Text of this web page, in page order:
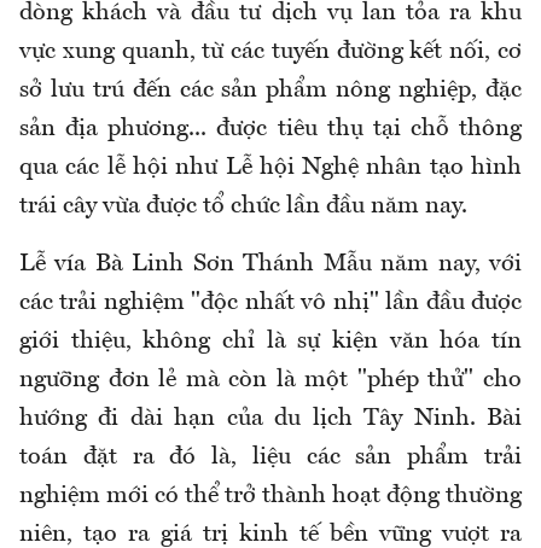
dòng khách và đầu tư dịch vụ lan tỏa ra khu
vực xung quanh,từ các tuyến đường kết nối, cơ
sở lưu trú đến các sản phẩm nông nghiệp, đặc
sản địa phương... được tiêu thụ tại chỗ thông
qua các lễ hội như Lễ hội Nghệ nhân tạo hình
trái cây vừa được tổ chức lần đầu năm nay.
Lễ vía Bà Linh Sơn Thánh Mẫu năm nay, với
các trải nghiệm "độc nhất vô nhị" lần đầu được
giới thiệu, không chỉ là sự kiện văn hóa tín
ngưỡng đơn lẻ mà còn là một "phép thử" cho
hướng đi dài hạn của du lịch Tây Ninh. Bài
toán đặt ra đó là, liệu các sản phẩm trải
nghiệm mới có thể trở thành hoạt động thường
niên, tạo ra giá trị kinh tế bền vững vượt ra